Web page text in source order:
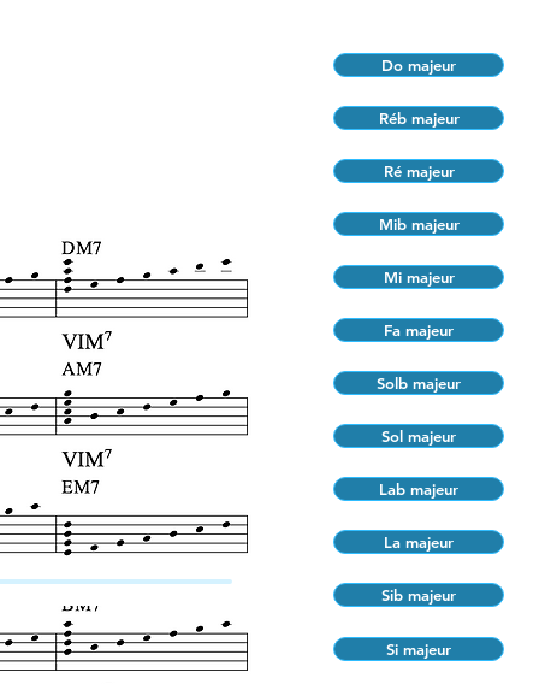
Do majeur
Réb majeur
Ré majeur
Mib majeur
Mi majeur
Fa majeur
Solb majeur
Sol majeur
Lab majeur
La majeur
Sib majeur
Si majeur